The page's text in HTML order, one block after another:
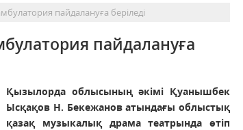
пайдалануға беріледі
пайдалануға
Қызылорда облысының әкімі Қуанышбек
Ысқақов Н. Бекежанов атындағы облыстық
қазақ музыкалық драма театрында өтіп